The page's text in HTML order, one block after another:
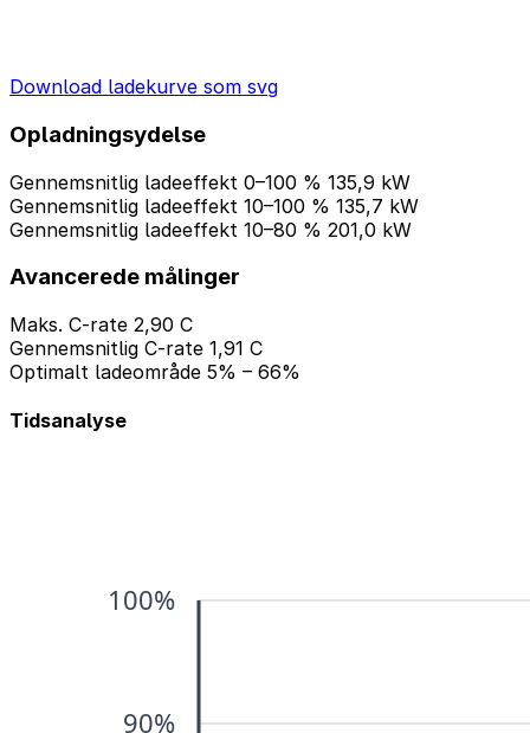
Download ladekurve som svg
Opladningsydelse
Gennemsnitlig ladeeffekt 0–100 % 135,9 kW
Gennemsnitlig ladeeffekt 10–100 % 135,7 kW
Gennemsnitlig ladeeffekt 10–80 % 201,0 kW
Avancerede målinger
Maks. C-rate 2,90 C
Gennemsnitlig C-rate 1,91 C
Optimalt ladeområde 5% – 66%
Tidsanalyse